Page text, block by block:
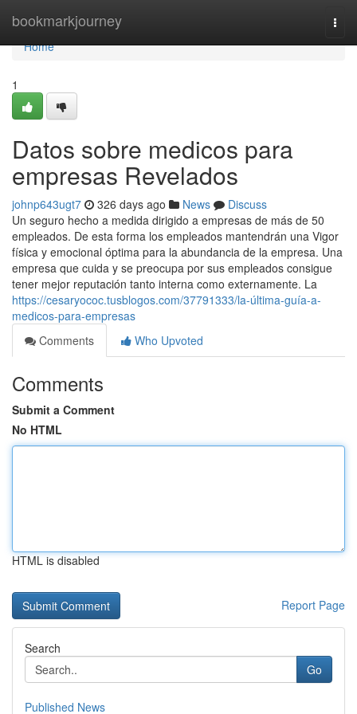
bookmarkjourney
Home
Home
1
Datos sobre medicos para
empresas Revelados
johnp643ugt7 326 days ago News
Discuss
Un seguro hecho a medida dirigido a empresas de más de 50
empleados. De esta forma los empleados mantendrán una Vigor
física y emocional óptima para la abundancia de la empresa. Una
empresa que cuida y se preocupa por sus empleados consigue
tener mejor reputación tanto interna como externamente. La
https://cesaryococ.tusblogos.com/37791333/la-última-guía-a-
medicos-para-empresas
Comments
Who Upvoted
Comments
Submit a Comment
No HTML
HTML is disabled
Report Page
Search
Go
Published News